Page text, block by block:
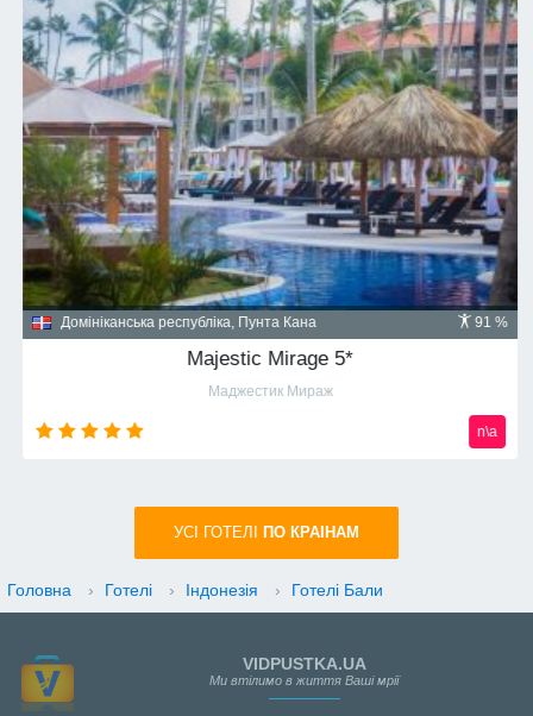
91 %
Домініканська республіка, Пунта Кана
Majestic Mirage 5*
Маджестик Мираж
n\a
УСI ГОТЕЛІ ПО КРАIНАМ
Головна › Готелі › Індонезія › Готелі Бали
VIDPUSTKA.UA
Ми втілимо в життя Ваші мрії